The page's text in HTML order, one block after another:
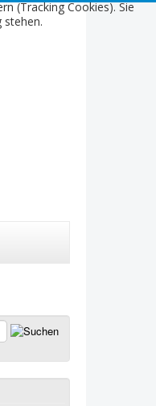
(Tracking Cookies). Sie
stehen.